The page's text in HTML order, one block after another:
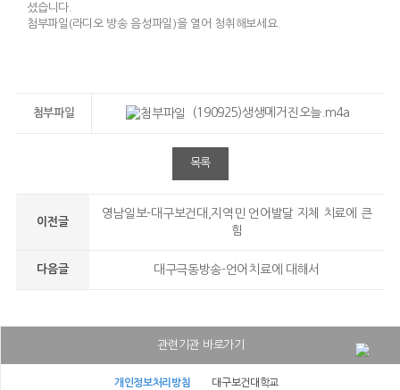
셨습니다.
첨부파일(라디오 방송 음성파일)을 열어 청취해보세요.
첨부파일 (190925)생생메거진오늘.m4a
목록
이전글
영남일보-대구보건대,지역민 언어발달 지체 치료에 큰
힘
다음글 대구극동방송-언어치료에 대해서
관련기관 바로가기
대구보건대학교병원
대구보건대학교
개인정보처리방침 대구보건대학교